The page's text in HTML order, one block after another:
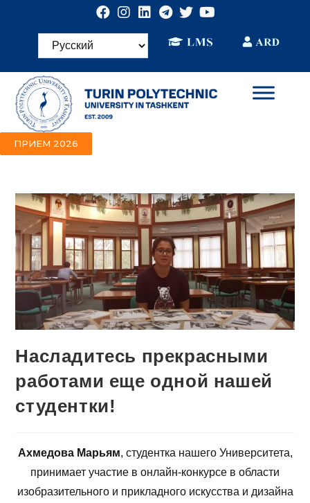
ПРИЕМ 2026
Насладитесь прекрасными
работами еще одной нашей
студентки!
Ахмедова Марьям, студентка нашего Университета,
принимает участие в онлайн-конкурсе в области
изобразительного и прикладного искусства и дизайна